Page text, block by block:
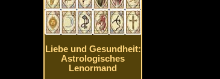
Liebe und Gesundheit:
Astrologisches
Lenormand